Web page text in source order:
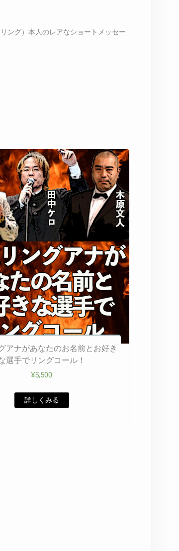
ング）本人のレアなショートメッセー
アナがあなたのお名前とお好き
選手でリングコール！
¥5,500
詳しくみる